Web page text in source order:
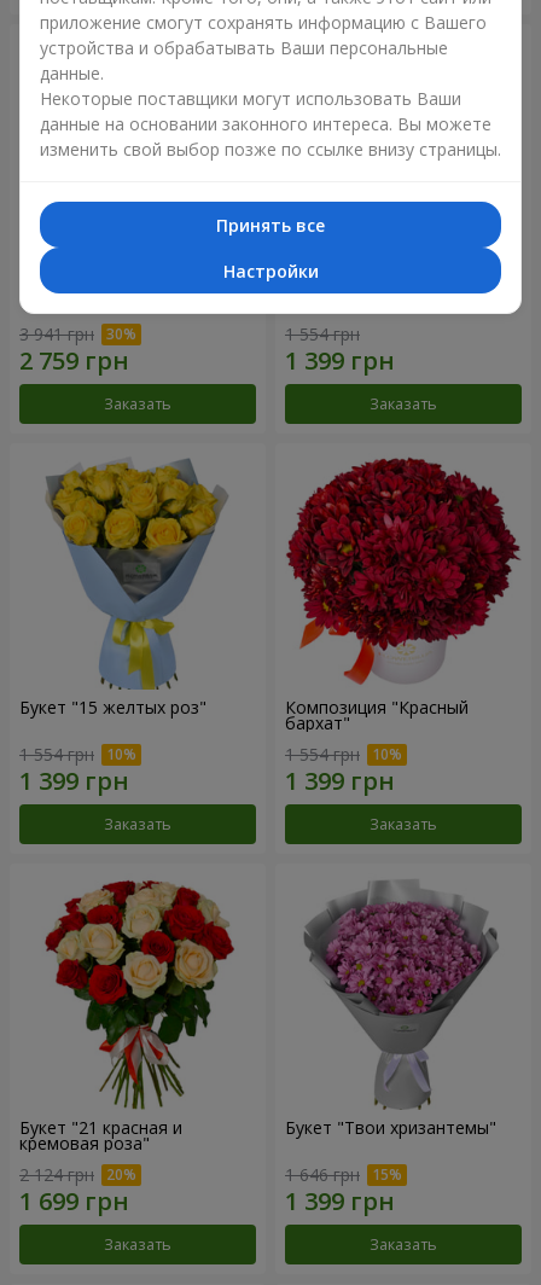
Букет "Крещатик"
3 941 грн
Заказать
Букет "Мы и лето"
1 554 грн
Заказать
Букет "15 желтых роз"
1 554 грн
Заказать
Композиция "Красный
бархат"
1 554 грн
Заказать
Букет "21 красная и
кремовая роза"
2 124 грн
Заказать
Букет "Твои хризантемы"
1 646 грн
Заказать
приложение смогут сохранять информацию с Вашего
устройства и обрабатывать Ваши персональные
данные.
Некоторые поставщики могут использовать Ваши
данные на основании законного интереса. Вы можете
изменить свой выбор позже по ссылке внизу страницы.
Принять все
Настройки